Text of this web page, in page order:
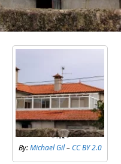
By:Michael Gil–CC BY 2.0